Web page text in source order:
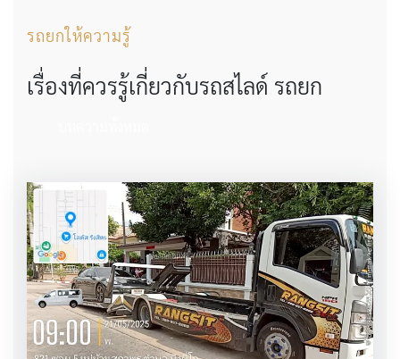
รถยกให้ความรู้
เรื่องที่ควรรู้เกี่ยวกับรถสไลด์ รถยก